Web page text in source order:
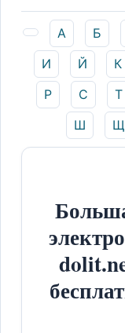
А Б
И
Й К
Р
С Т
Ш
Щ